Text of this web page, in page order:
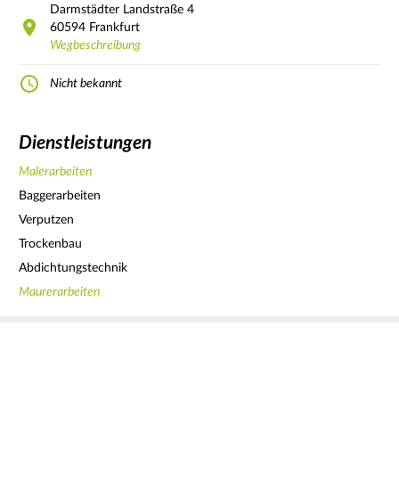
Darmstädter Landstraße 4
60594 Frankfurt
Wegbeschreibung
Nicht bekannt
Dienstleistungen
Malerarbeiten
Baggerarbeiten
Verputzen
Trockenbau
Abdichtungstechnik
Maurerarbeiten